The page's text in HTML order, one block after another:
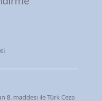
8. maddesi ile Türk Ceza